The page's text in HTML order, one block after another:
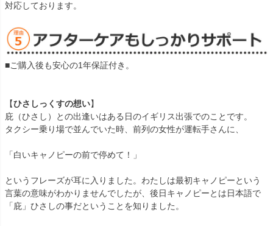
対応しております。
■ご購入後も安心の1年保証付き。
【ひさしっくすの想い】
庇（ひさし）との出逢いはある日のイギリス出張でのことです。
タクシー乗り場で並んでいた時、前列の女性が運転手さんに、
「白いキャノピーの前で停めて！」
というフレーズが耳に入りました。わたしは最初キャノピーという
言葉の意味がわかりませんでしたが、後日キャノピーとは日本語で
「庇」ひさしの事だということを知りました。